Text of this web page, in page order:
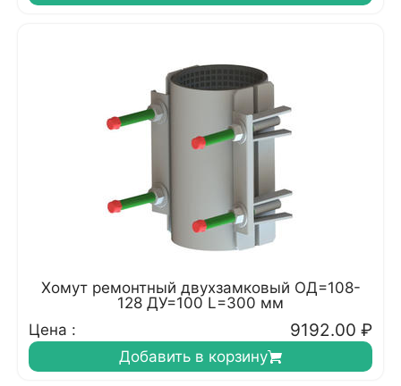
Хомут ремонтный двухзамковый ОД=108-
128 ДУ=100 L=300 мм
Цена :
9192.00 ₽
Добавить в корзину